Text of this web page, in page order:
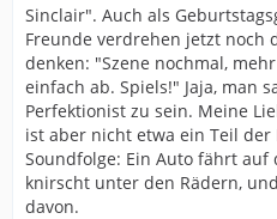
Sinclair". Auch als
Freunde verdrehen jetzt noch
denken: "Szene nochmal,
einfach ab. Spiels!" Jaja, man
Perfektionist zu sein. Meine
ist aber nicht etwa ein Teil
Soundfolge: Ein Auto fährt auf
knirscht unter den Rädern,
davon.